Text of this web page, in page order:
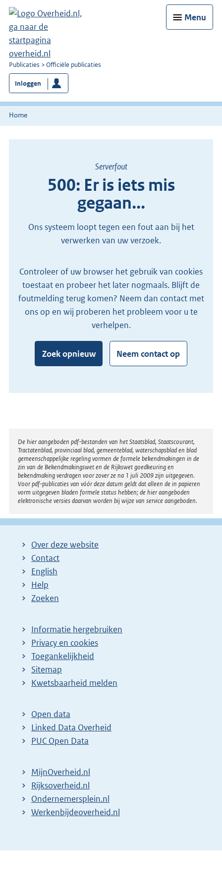
Menu
U
bent
nu
hier:
Publicaties Officiële publicaties
Inloggen
Home
500: Er is iets mis
gegaan...
Serverfout
Ons systeem loopt tegen een fout aan bij het
verwerken van uw verzoek.
Controleer of uw browser het gebruik van cookies
toestaat en probeer het later nogmaals. Blijft de
foutmelding terug komen? Neem dan contact met
ons op en wij proberen het probleem voor u te
verhelpen.
Zoek opnieuw Neem contact op
Disclaimer
De hier aangeboden pdf-bestanden van het Staatsblad, Staatscourant,
Tractatenblad, provinciaal blad, gemeenteblad, waterschapsblad en blad
gemeenschappelijke regeling vormen de formele bekendmakingen in de
zin van de Bekendmakingswet en de Rijkswet goedkeuring en
bekendmaking verdragen voor zover ze na 1 juli 2009 zijn uitgegeven.
Voor pdf-publicaties van vóór deze datum geldt dat alleen de in papieren
vorm uitgegeven bladen formele status hebben; de hier aangeboden
elektronische versies daarvan worden bij wijze van service aangeboden.
Over deze website
Contact
English
Help
Zoeken
Informatie hergebruiken
Privacy en cookies
Toegankelijkheid
Sitemap
Kwetsbaarheid melden
Open data
Linked Data Overheid
PUC Open Data
MijnOverheid.nl
Rijksoverheid.nl
Ondernemersplein.nl
Werkenbijdeoverheid.nl